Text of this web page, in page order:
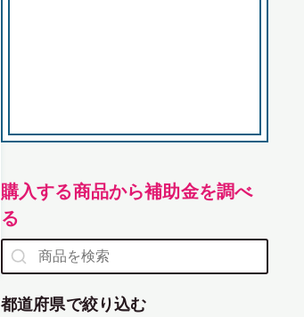
購入する商品から補助金を調べ
る
都道府県で絞り込む